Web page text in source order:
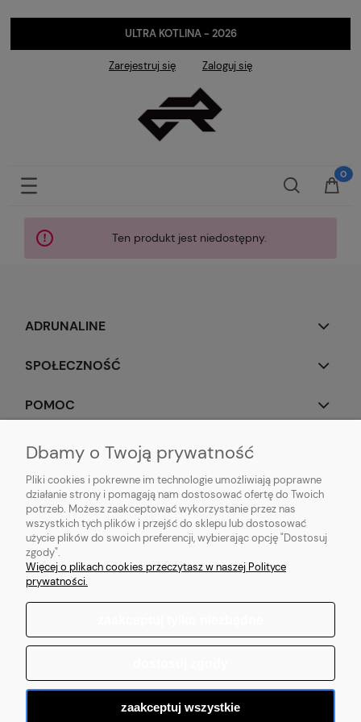
ULTRA KOTLINA - 2026
Zarejestruj się Zaloguj się
Ten produkt jest niedostępny.
ADRUNALINE
SPOŁECZNOŚĆ
POMOC
OBSERWUJ NAS
Popularne produkty:Koszulki do biegania|Topy do biegania|Bluzy do
biegania| Longsleeve do biegania|Kurtki do biegania|Kamizelki do
biegania| Legginsy do biegania
Sklep internetowy Shoper.pl
Dbamy o Twoją prywatność
Pliki cookies i pokrewne im technologie umożliwiają poprawne
działanie strony i pomagają nam dostosować ofertę do Twoich
potrzeb. Możesz zaakceptować wykorzystanie przez nas
wszystkich tych plików i przejść do sklepu lub dostosować
użycie plików do swoich preferencji, wybierając opcję "Dostosuj
zgody".
Więcej o plikach cookies przeczytasz w naszej Polityce
prywatności.
zaakceptuj wszystkie